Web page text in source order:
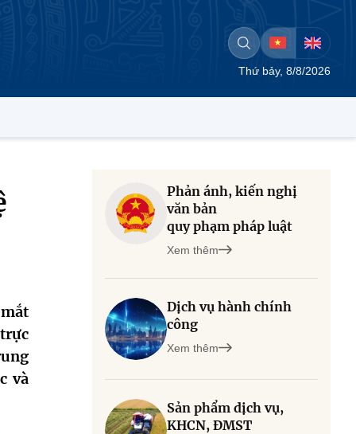
Thứ bảy, 8/8/2026
và
Phản ánh, kiến nghị
văn bản
quy phạm pháp luật
Xem thêm
Dịch vụ hành chính
công
Xem thêm
Sản phẩm dịch vụ,
KHCN, ĐMST